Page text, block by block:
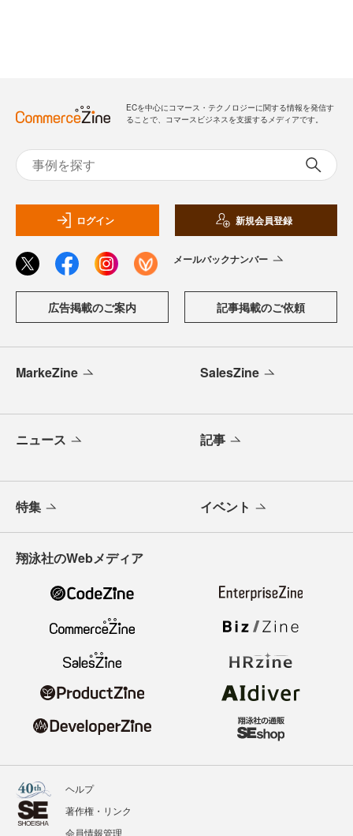
ECを中心にコマース・テクノロジーに関する情報を発信す
ることで、コマースビジネスを支援するメディアです。
ログイン 新規会員登録
メールバックナンバー
広告掲載のご案内 記事掲載のご依頼
MarkeZine SalesZine
ニュース 記事
特集 イベント
翔泳社のWebメディア
ヘルプ
著作権・リンク
会員情報管理